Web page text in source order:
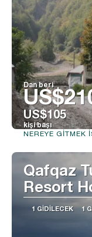
Dan beri
US$105
kişi başı
NEREYE GITMEK
Qafqaz
Resort
1 GIDILECEK 1